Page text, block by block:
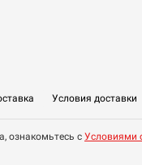
Условия доставки
ознакомьтесь с Условиями